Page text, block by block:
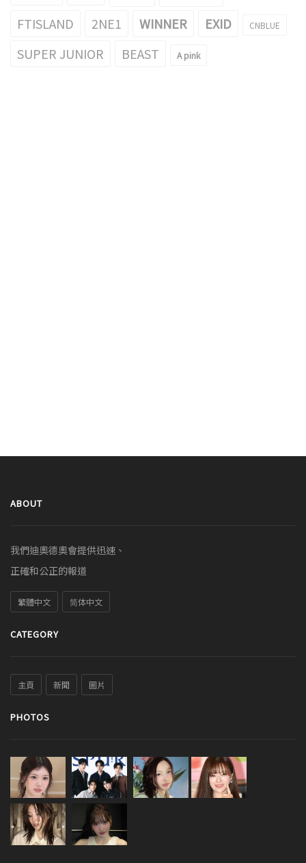
FTISLAND
2NE1 WINNER EXID CNBLUE
SUPER JUNIOR BEAST A pink
ABOUT
我們迪奧德奧會提供迅速、
正確和公正的報道
繁體中文 简体中文
CATEGORY
主頁 新聞 圖片
PHOTOS